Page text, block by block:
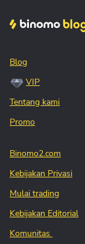
Blog
VIP
Tentang kami
Promo
Binomo2.com
Kebijakan Privasi
Mulai trading
Kebijakan Editorial
Komunitas